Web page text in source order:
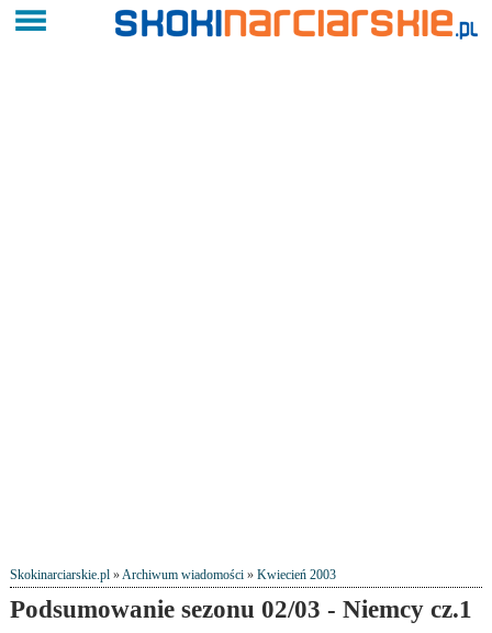
Skokinarciarskie.pl»Archiwum wiadomości» Kwiecień 2003
Podsumowanie sezonu 02/03 - Niemcy cz.1